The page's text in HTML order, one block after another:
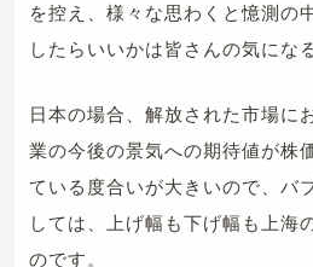
を控え、様々な思わくと憶測の
したらいいかは皆さんの気にな
日本の場合、解放された市場に
業の今後の景気への期待値が株
ている度合いが大きいので、バ
しては、上げ幅も下げ幅も上海
のです。